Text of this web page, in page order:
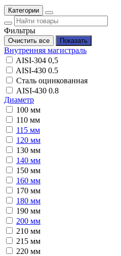
Категории
Фильтры
Внутренняя магистраль
AISI-304 0,5
AISI-430 0.5
Сталь оцинкованная
AISI-430 0.8
Диаметр
100 мм
110 мм
115 мм
120 мм
130 мм
140 мм
150 мм
160 мм
170 мм
180 мм
190 мм
200 мм
210 мм
215 мм
220 мм